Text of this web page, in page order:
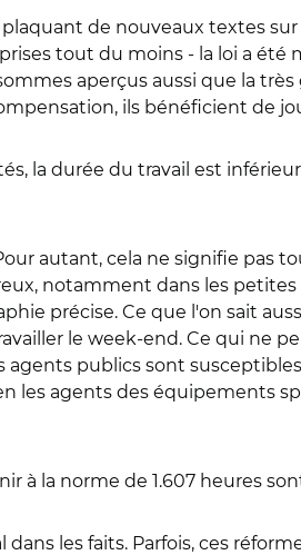
de nouveaux textes
tout du moins - la loi a été
aperçus aussi que la
ils bénéficient de
la durée du travail est
autant, cela ne signifie pas
notamment dans les
précise. Ce que l'on sait
le week-end. Ce qui ne
publics sont
les agents des équipements
à la norme de 1.607 heures
les faits. Parfois, ces